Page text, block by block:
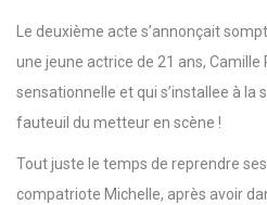
Le deuxième acte s’annonçait
une jeune actrice de 21 ans, Camille
sensationnelle et qui s’installee à la
fauteuil du metteur en scène !
Tout juste le temps de reprendre
compatriote Michelle, après avoir